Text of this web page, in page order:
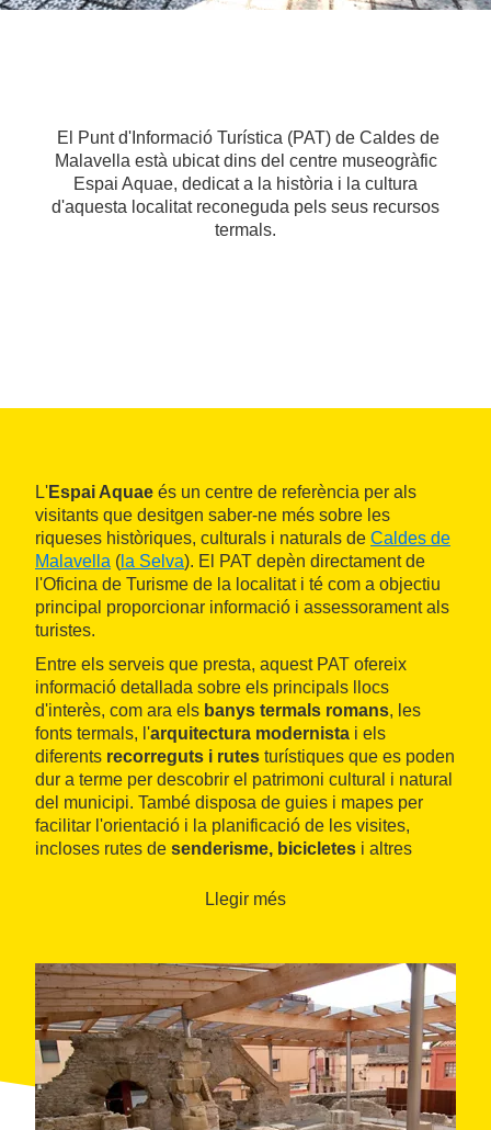
El Punt d'Informació Turística (PAT) de Caldes de
Malavella està ubicat dins del centre museogràfic
Espai Aquae, dedicat a la història i la cultura
d'aquesta localitat reconeguda pels seus recursos
termals.
L'Espai Aquae és un centre de referència per als
visitants que desitgen saber-ne més sobre les
riqueses històriques, culturals i naturals de Caldes de
Malavella ( la Selva). El PAT depèn directament de
l'Oficina de Turisme de la localitat i té com a objectiu
principal proporcionar informació i assessorament als
turistes.
Entre els serveis que presta, aquest PAT ofereix
informació detallada sobre els principals llocs
d'interès, com ara els banys termals romans, les
fonts termals, l'arquitectura modernista i els
diferents recorreguts i rutes turístiques que es poden
dur a terme per descobrir el patrimoni cultural i natural
del municipi. També disposa de guies i mapes per
facilitar l'orientació i la planificació de les visites,
incloses rutes de senderisme, bicicletes i altres
A més, aquest punt d'informació gestiona les reserves
allotjament,restaurantsi altresestabliments
gastronòmicslocals. Entre les seves funcions hi ha
la de mantenir informats els visitants pel que fa als
esdeveniments culturals, festius i esportius que se
celebren a Caldes de Malavella i els voltants.
A l'Espai Aquae els visitants també poden adquirir
productes locals , com ara articles d'artesania, llibres
Llegir més